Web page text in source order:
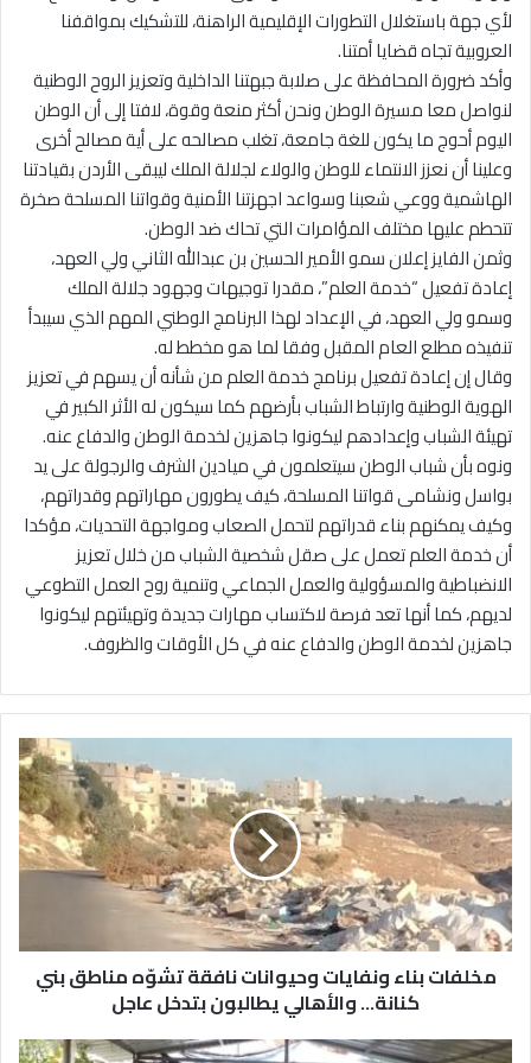
لأي جهة باستغلال التطورات الإقليمية الراهنة، للتشكيك بمواقفنا
العروبية تجاه قضايا أمتنا.
وأكد ضرورة المحافظة على صلابة جبهتنا الداخلية وتعزيز الروح الوطنية
لنواصل معا مسيرة الوطن ونحن أكثر منعة وقوة، لافتا إلى أن الوطن
اليوم أحوج ما يكون للغة جامعة، تغلب مصالحه على أية مصالح أخرى
وعلينا أن نعزز الانتماء للوطن والولاء لجلالة الملك ليبقى الأردن بقيادتنا
الهاشمية ووعي شعبنا وسواعد اجهزتنا الأمنية وقواتنا المسلحة صخرة
تتحطم عليها مختلف المؤامرات التي تحاك ضد الوطن.
وثمن الفايز إعلان سمو الأمير الحسين بن عبدالله الثاني ولي العهد،
إعادة تفعيل “خدمة العلم”، مقدرا توجيهات وجهود جلالة الملك
وسمو ولي العهد، في الإعداد لهذا البرنامج الوطني المهم الذي سيبدأ
تنفيذه مطلع العام المقبل وفقا لما هو مخطط له.
وقال إن إعادة تفعيل برنامج خدمة العلم من شأنه أن يسهم في تعزيز
الهوية الوطنية وارتباط الشباب بأرضهم كما سيكون له الأثر الكبير في
تهيئة الشباب وإعدادهم ليكونوا جاهزين لخدمة الوطن والدفاع عنه.
ونوه بأن شباب الوطن سيتعلمون في ميادين الشرف والرجولة على يد
بواسل ونشامى قواتنا المسلحة، كيف يطورون مهاراتهم وقدراتهم،
وكيف يمكنهم بناء قدراتهم لتحمل الصعاب ومواجهة التحديات، مؤكدا
أن خدمة العلم تعمل على صقل شخصية الشباب من خلال تعزيز
الانضباطية والمسؤولية والعمل الجماعي وتنمية روح العمل التطوعي
لديهم، كما أنها تعد فرصة لاكتساب مهارات جديدة وتهيئتهم ليكونوا
جاهزين لخدمة الوطن والدفاع عنه في كل الأوقات والظروف.
ل
ف
ا
ت
ب
ن
ا
ف
مخلفات بناء ونفايات وحيوانات نافقة تشوّه مناطق بني
كنانة... والأهالي يطالبون بتدخل عاجل